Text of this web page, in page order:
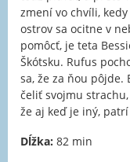
zmení vo chvíli,
ostrov sa ocitne v
pomôcť, je teta
Škótsku. Rufus
sa, že za ňou pôjde.
čeliť svojmu
že aj keď je iný,
Dĺžka: 82 min